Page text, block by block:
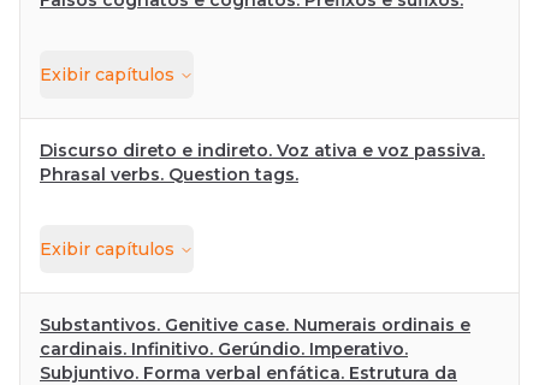
Exibir capítulos
Discurso direto e indireto. Voz ativa e voz passiva.
Phrasal verbs. Question tags.
Exibir capítulos
Substantivos. Genitive case. Numerais ordinais e
cardinais. Infinitivo. Gerúndio. Imperativo.
Subjuntivo. Forma verbal enfática. Estrutura da